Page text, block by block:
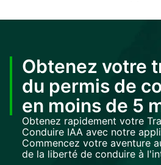
Obtenez votre
du permis de
en moins de 5
Obtenez rapidement votre
Conduire IAA avec notre
Commencez votre aventure
de la liberté de conduire à